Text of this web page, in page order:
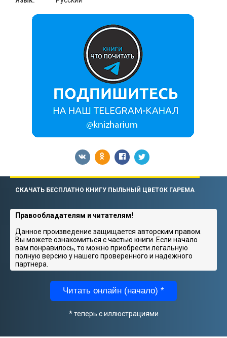
СКАЧАТЬ БЕСПЛАТНО КНИГУ ПЫЛЬНЫЙ ЦВЕТОК ГАРЕМА
Правообладателям и читателям!
Данное произведение защищается авторским правом.
Вы можете ознакомиться с частью книги. Если начало
вам понравилось, то можно приобрести легальную
полную версию у нашего проверенного и надежного
партнера.
Читать онлайн (начало) *
* теперь с иллюстрациями